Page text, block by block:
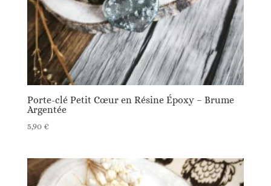
Porte-clé Petit Cœur en Résine Époxy – Brume
Argentée
5,90 €